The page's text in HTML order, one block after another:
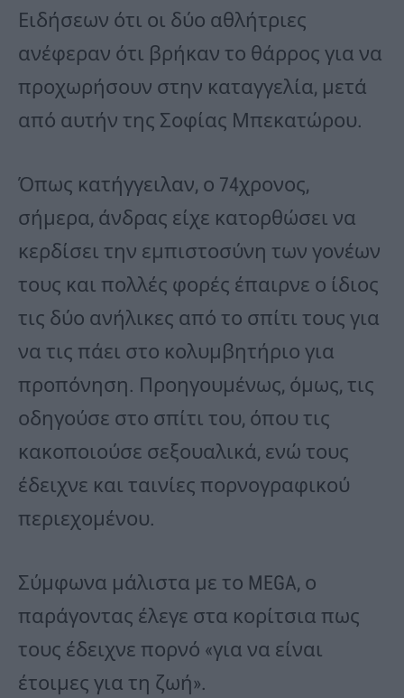
Ειδήσεων ότι οι δύο αθλήτριες
ανέφεραν ότι βρήκαν το θάρρος για να
προχωρήσουν στην καταγγελία, μετά
από αυτήν της Σοφίας Μπεκατώρου.
Όπως κατήγγειλαν, ο 74χρονος,
σήμερα, άνδρας είχε κατορθώσει να
κερδίσει την εμπιστοσύνη των γονέων
τους και πολλές φορές έπαιρνε ο ίδιος
τις δύο ανήλικες από το σπίτι τους για
να τις πάει στο κολυμβητήριο για
προπόνηση. Προηγουμένως, όμως, τις
οδηγούσε στο σπίτι του, όπου τις
κακοποιούσε σεξουαλικά, ενώ τους
έδειχνε και ταινίες πορνογραφικού
περιεχομένου.
Σύμφωνα μάλιστα με το MEGA, ο
παράγοντας έλεγε στα κορίτσια πως
τους έδειχνε πορνό «για να είναι
έτοιμες για τη ζωή».